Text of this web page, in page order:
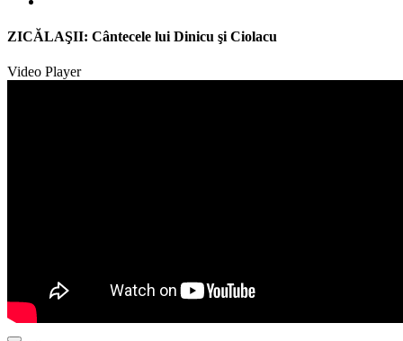
ZICĂLAŞII: Cântecele lui Dinicu şi Ciolacu
Video Player